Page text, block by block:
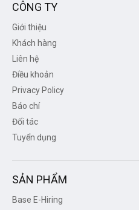
CÔNG TY
Giới thiệu
Khách hàng
Liên hệ
Điều khoản
Privacy Policy
Báo chí
Đối tác
Tuyển dụng
SẢN PHẨM
Base E-Hiring